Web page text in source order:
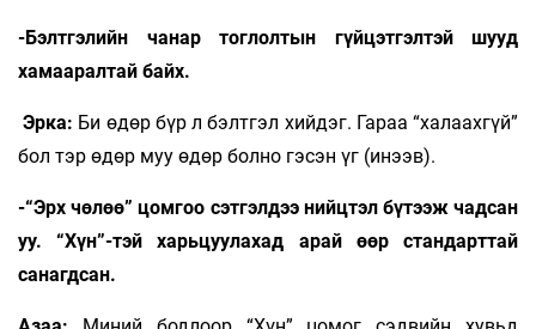
-Бэлтгэлийн чанар тоглолтын гүйцэтгэлтэй шууд
хамааралтай байх.
Эрка: Би өдөр бүр л бэлтгэл хийдэг. Гараа “халаахгүй”
бол тэр өдөр муу өдөр болно гэсэн үг (инээв).
-“Эрх чөлөө” цомгоо сэтгэлдээ нийцтэл бүтээж чадсан
уу. “Хүн”-тэй харьцуулахад арай өөр стандарттай
санагдсан.